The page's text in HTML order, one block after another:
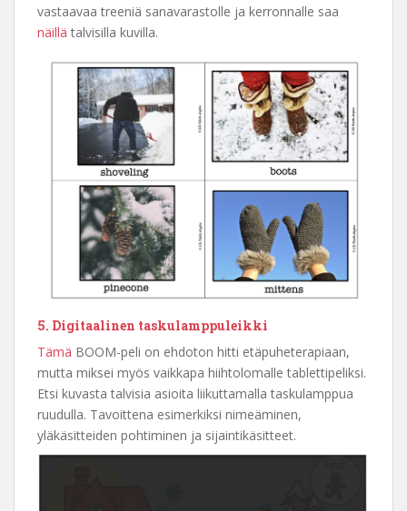
vastaavaa treeniä sanavarastolle ja kerronnalle saa
näillä talvisilla kuvilla.
5. Digitaalinen taskulamppuleikki
Tämä BOOM-peli on ehdoton hitti etäpuheterapiaan,
mutta miksei myös vaikkapa hiihtolomalle tablettipeliksi.
Etsi kuvasta talvisia asioita liikuttamalla taskulamppua
ruudulla. Tavoittena esimerkiksi nimeäminen,
yläkäsitteiden pohtiminen ja sijaintikäsitteet.